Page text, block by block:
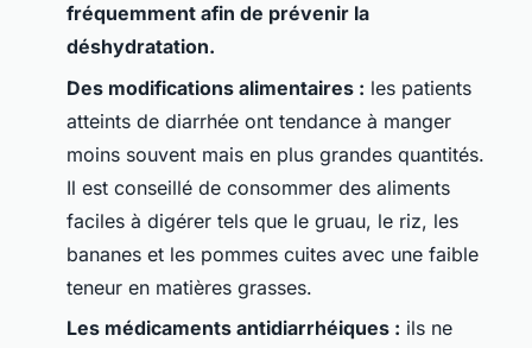
fréquemment afin de prévenir la
déshydratation.
Des modifications alimentaires : les patients
atteints de diarrhée ont tendance à manger
moins souvent mais en plus grandes quantités.
Il est conseillé de consommer des aliments
faciles à digérer tels que le gruau, le riz, les
bananes et les pommes cuites avec une faible
teneur en matières grasses.
Les médicaments antidiarrhéiques : ils ne